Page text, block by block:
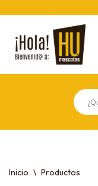
Saltar
al
contenido
Inicio \ Productos